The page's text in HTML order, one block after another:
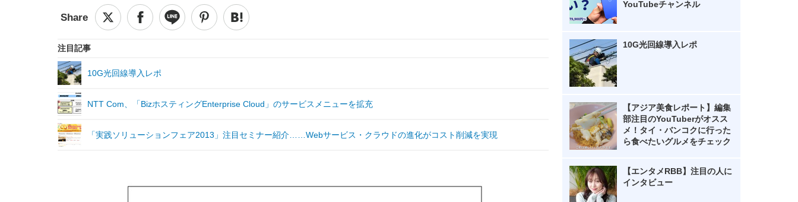
注目記事
10G光回線導入レポ
NTT Com、「BizホスティングEnterprise Cloud」のサービスメニューを拡充
「実践ソリューションフェア2013」注目セミナー紹介……Webサービス・クラウドの進化がコスト削減を実現
YouTubeチャンネル
10G光回線導入レポ
【アジア美食レポート】編集
部注目のYouTuberがオスス
メ！タイ・バンコクに行った
ら食べたいグルメをチェック
【エンタメRBB】注目の人に
インタビュー